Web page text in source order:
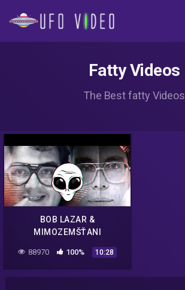
Fatty Videos
The Best fatty Videos
BOB LAZAR &
MIMOZEMŠŤANI
88970 100% 10:28